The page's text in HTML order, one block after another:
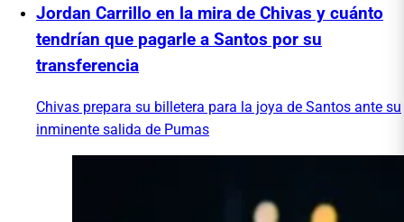
Jordan Carrillo en la mira de Chivas y cuánto
tendrían que pagarle a Santos por su
transferencia
Chivas prepara su billetera para la joya de Santos ante su
inminente salida de Pumas